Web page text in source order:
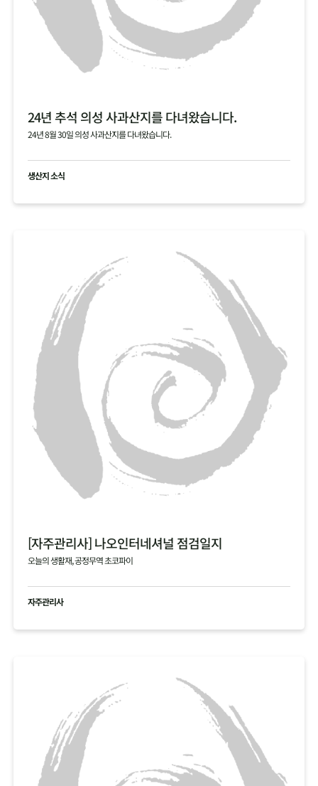
24년 추석 의성 사과산지를 다녀왔습니다.
24년 8월 30일 의성 사과산지를 다녀왔습니다.
생산지 소식
[자주관리사] 나오인터네셔널 점검일지
오늘의 생활재, 공정무역 초코파이
자주관리사